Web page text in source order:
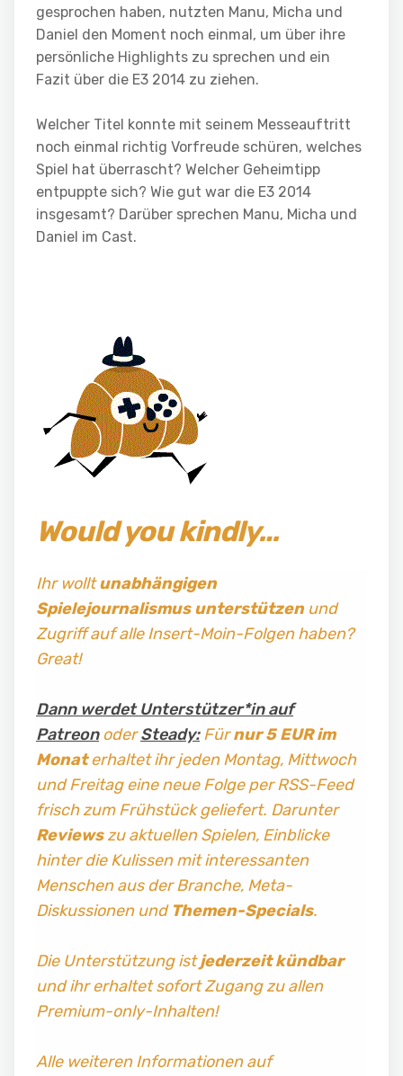
gesprochen haben, nutzten Manu, Micha und
Daniel den Moment noch einmal, um über ihre
persönliche Highlights zu sprechen und ein
Fazit über die E3 2014 zu ziehen.
Welcher Titel konnte mit seinem Messeauftritt
noch einmal richtig Vorfreude schüren, welches
Spiel hat überrascht? Welcher Geheimtipp
entpuppte sich? Wie gut war die E3 2014
insgesamt? Darüber sprechen Manu, Micha und
Daniel im Cast.
Would you kindly…
Ihr wolltunabhängigen
Spielejournalismus unterstützenund
Zugriff auf alle Insert-Moin-Folgen haben?
Great!
Dann werdet Unterstützer*in auf
PatreonoderSteady:Fürnur 5 EUR im
Monaterhaltet ihr jeden Montag, Mittwoch
und Freitag eine neue Folge per RSS-Feed
frisch zum Frühstück geliefert. Darunter
Reviewszu aktuellen Spielen, Einblicke
hinter die Kulissen mit interessanten
Menschen aus der Branche, Meta-
Diskussionen und Themen-Specials.
Die Unterstützung istjederzeit kündbar
und ihr erhaltet sofort Zugang zu allen
Premium-only-Inhalten!
Alle weiteren Informationen auf